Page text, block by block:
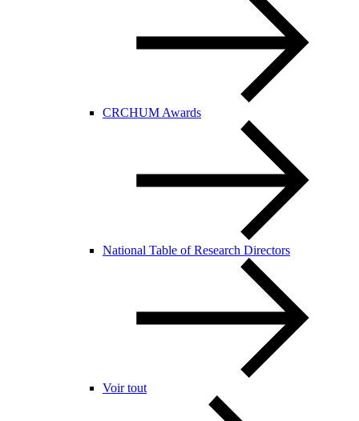
CRCHUM Awards
National Table of Research Directors
Voir tout